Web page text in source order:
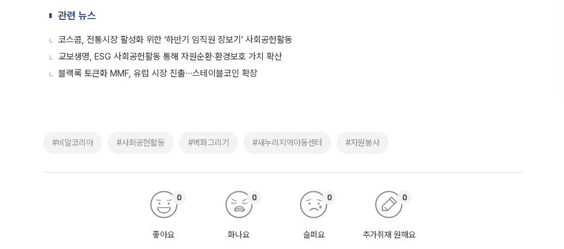
관련 뉴스
코스콤, 전통시장 활성화 위한 ‘하반기 임직원 장보기’ 사회공헌활동
교보생명, ESG 사회공헌활동 통해 자원순환∙환경보호 가치 확산
블랙록 토큰화 MMF, 유럽 시장 진출∙∙∙스테이블코인 확장
#비알코리아 #사회공헌활동 #벽화그리기 #새누리지역아동센터 #자원봉사
좋아요
0
화나요
0
슬퍼요
0
추가취재 원해요
0